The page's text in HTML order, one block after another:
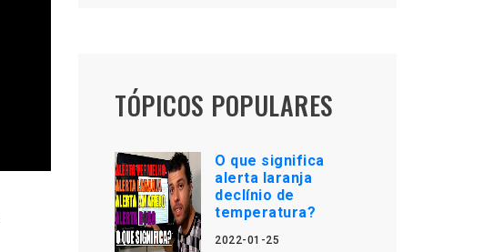
TÓPICOS POPULARES
O que significa
alerta laranja
declínio de
temperatura?
2022-01-25